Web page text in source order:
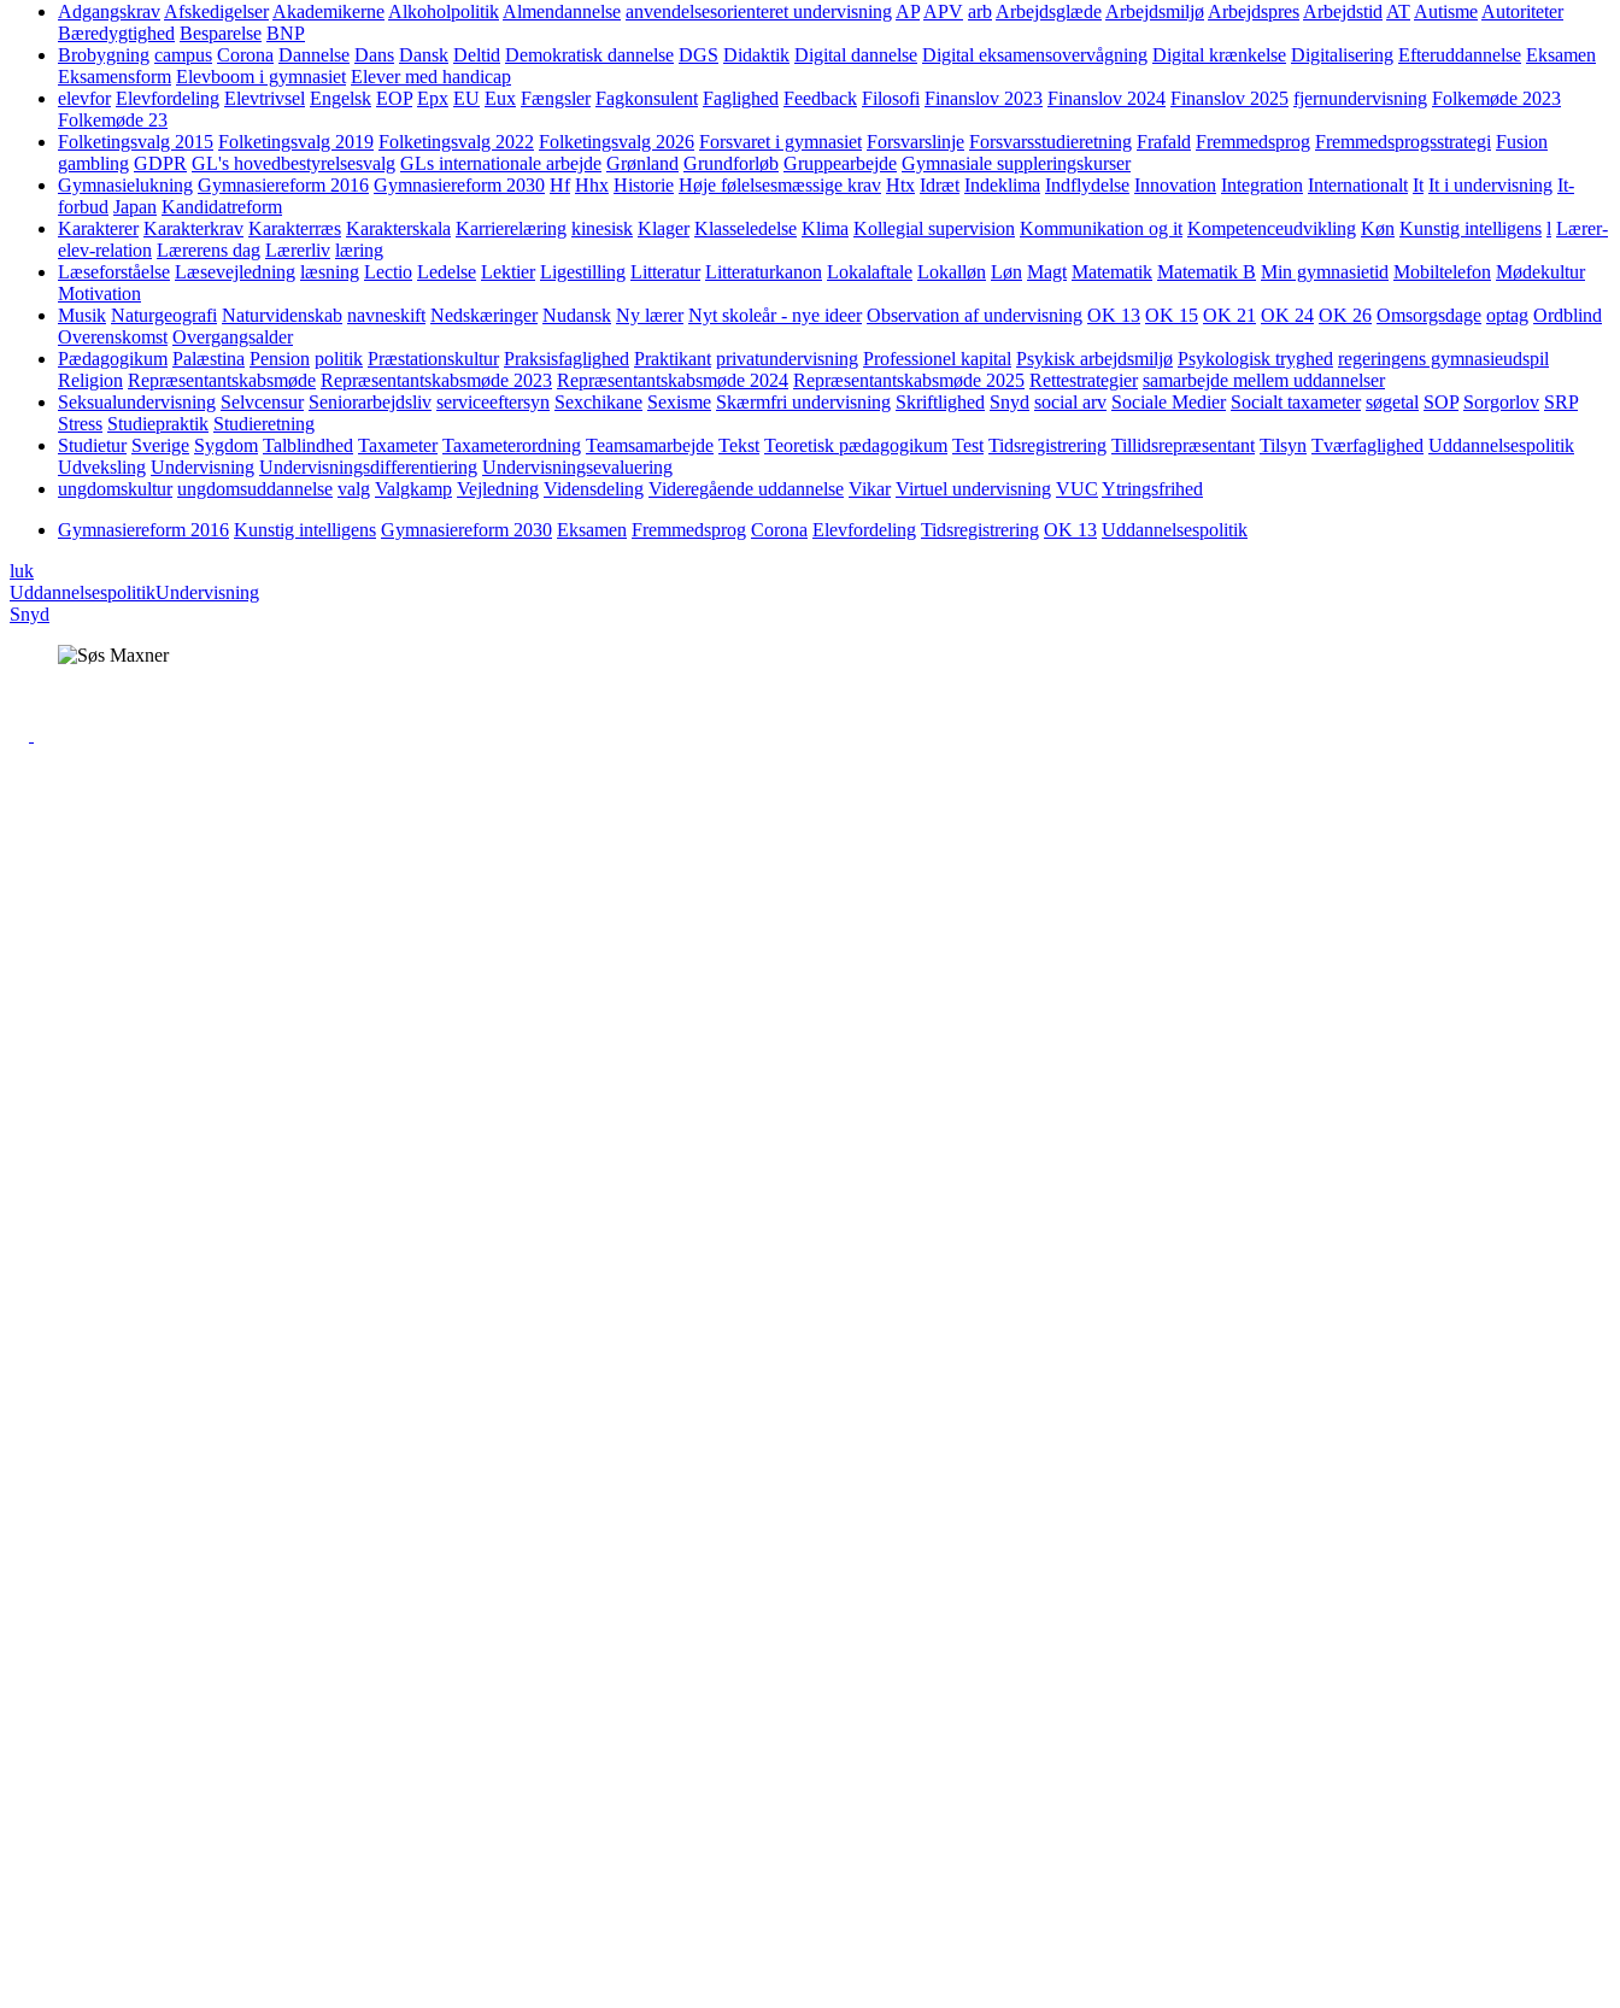
Adgangskrav Afskedigelser Akademikerne Alkoholpolitik Almendannelse anvendelsesorienteret undervisning AP APV arb Arbejdsglæde Arbejdsmiljø Arbejdspres Arbejdstid AT Autisme Autoriteter
Bæredygtighed Besparelse BNP
Brobygning campus Corona Dannelse Dans Dansk Deltid Demokratisk dannelse DGS Didaktik Digital dannelse Digital eksamensovervågning Digital krænkelse Digitalisering Efteruddannelse Eksamen
Eksamensform Elevboom i gymnasiet Elever med handicap
elevfor Elevfordeling Elevtrivsel Engelsk EOP Epx EU Eux Fængsler Fagkonsulent Faglighed Feedback Filosofi Finanslov 2023 Finanslov 2024 Finanslov 2025 fjernundervisning Folkemøde 2023
Folkemøde 23
Folketingsvalg 2015 Folketingsvalg 2019 Folketingsvalg 2022 Folketingsvalg 2026 Forsvaret i gymnasiet Forsvarslinje Forsvarsstudieretning Frafald Fremmedsprog Fremmedsprogsstrategi Fusion
gambling GDPR GL's hovedbestyrelsesvalg GLs internationale arbejde Grønland Grundforløb Gruppearbejde Gymnasiale suppleringskurser
Gymnasielukning Gymnasiereform 2016 Gymnasiereform 2030 Hf Hhx Historie Høje følelsesmæssige krav Htx Idræt Indeklima Indflydelse Innovation Integration Internationalt It It i undervisning It-
forbud Japan Kandidatreform
Karakterer Karakterkrav Karakterræs Karakterskala Karrierelæring kinesisk Klager Klasseledelse Klima Kollegial supervision Kommunikation og it Kompetenceudvikling Køn Kunstig intelligens l Lærer-
elev-relation Lærerens dag Lærerliv læring
Læseforståelse Læsevejledning læsning Lectio Ledelse Lektier Ligestilling Litteratur Litteraturkanon Lokalaftale Lokalløn Løn Magt Matematik Matematik B Min gymnasietid Mobiltelefon Mødekultur
Motivation
Musik Naturgeografi Naturvidenskab navneskift Nedskæringer Nudansk Ny lærer Nyt skoleår - nye ideer Observation af undervisning OK 13 OK 15 OK 21 OK 24 OK 26 Omsorgsdage optag Ordblind
Overenskomst Overgangsalder
Pædagogikum Palæstina Pension politik Præstationskultur Praksisfaglighed Praktikant privatundervisning Professionel kapital Psykisk arbejdsmiljø Psykologisk tryghed regeringens gymnasieudspil
Religion Repræsentantskabsmøde Repræsentantskabsmøde 2023 Repræsentantskabsmøde 2024 Repræsentantskabsmøde 2025 Rettestrategier samarbejde mellem uddannelser
Seksualundervisning Selvcensur Seniorarbejdsliv serviceeftersyn Sexchikane Sexisme Skærmfri undervisning Skriftlighed Snyd social arv Sociale Medier Socialt taxameter søgetal SOP Sorgorlov SRP
Stress Studiepraktik Studieretning
Studietur Sverige Sygdom Talblindhed Taxameter Taxameterordning Teamsamarbejde Tekst Teoretisk pædagogikum Test Tidsregistrering Tillidsrepræsentant Tilsyn Tværfaglighed Uddannelsespolitik
Udveksling Undervisning Undervisningsdifferentiering Undervisningsevaluering
ungdomskultur ungdomsuddannelse valg Valgkamp Vejledning Vidensdeling Videregående uddannelse Vikar Virtuel undervisning VUC Ytringsfrihed
Gymnasiereform 2016 Kunstig intelligens Gymnasiereform 2030 Eksamen Fremmedsprog Corona Elevfordeling Tidsregistrering OK 13 Uddannelsespolitik
luk
UddannelsespolitikUndervisning
Snyd